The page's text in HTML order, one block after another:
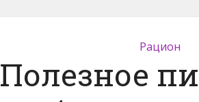
Рацион
Полезное